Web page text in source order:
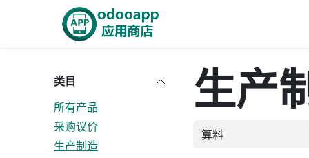
类目
所有产品
采购议价
生产制造
生产